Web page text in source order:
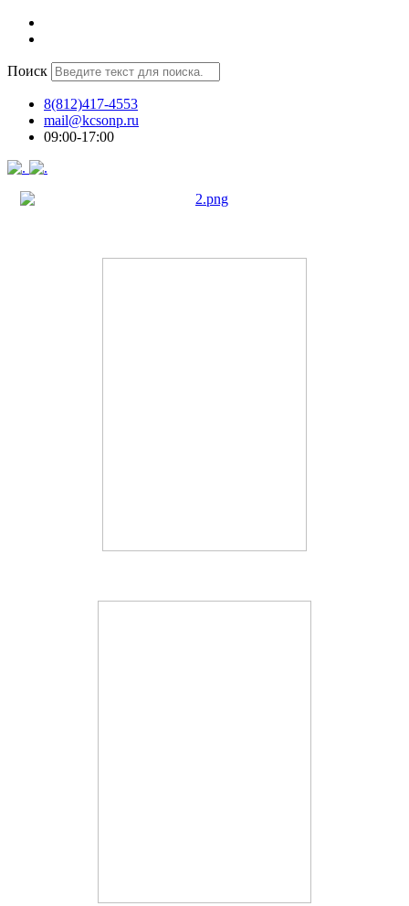
Поиск
8(812)417-4553
mail@kcsonp.ru
09:00-17:00